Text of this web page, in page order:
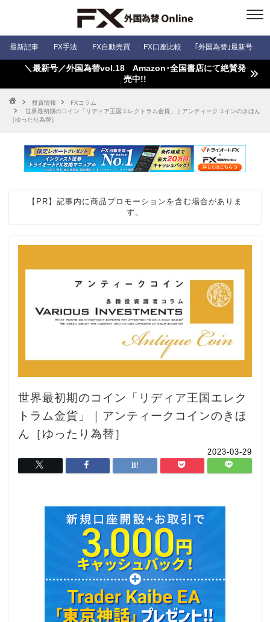
最新記事 FX手法 FX自動売買 FX口座比較 ｢外国為替｣最新号
＼最新号／外国為替vol.18 Amazon･全国書店にて絶賛発
売中!!
投資情報
FXコラム
世界最初期のコイン「リディア王国エレクトラム金貨」｜アンティークコインのきほん
［ゆったり為替］
【PR】記事内に商品プロモーションを含む場合がありま
す。
世界最初期のコイン「リディア王国エレク
トラム金貨」｜アンティークコインのきほ
ん［ゆったり為替］
2023-03-29